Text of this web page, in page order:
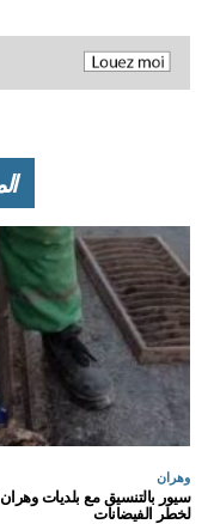
وهران
سيور بالتنسيق مع بلديات
لخطر الفيضانات